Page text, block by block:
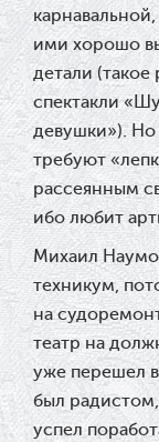
ими хорошо
детали
спектакли
девушки»). Но
требуют
рассеянным
ибо любит
Михаил
техникум,
на
театр на
уже перешел
был
успел